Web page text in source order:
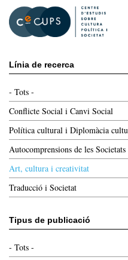
contingut
Línia de recerca
- Tots -
Conflicte Social i Canvi Social
Política cultural i Diplomàcia
Autocomprensions de les
Art, cultura i creativitat
Traducció i Societat
Tipus de publicació
- Tots -